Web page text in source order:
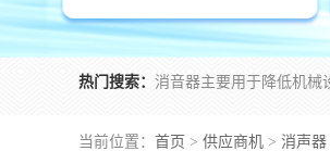
热门搜索：
当前位置： 首页 > 供应商机 > 消声器